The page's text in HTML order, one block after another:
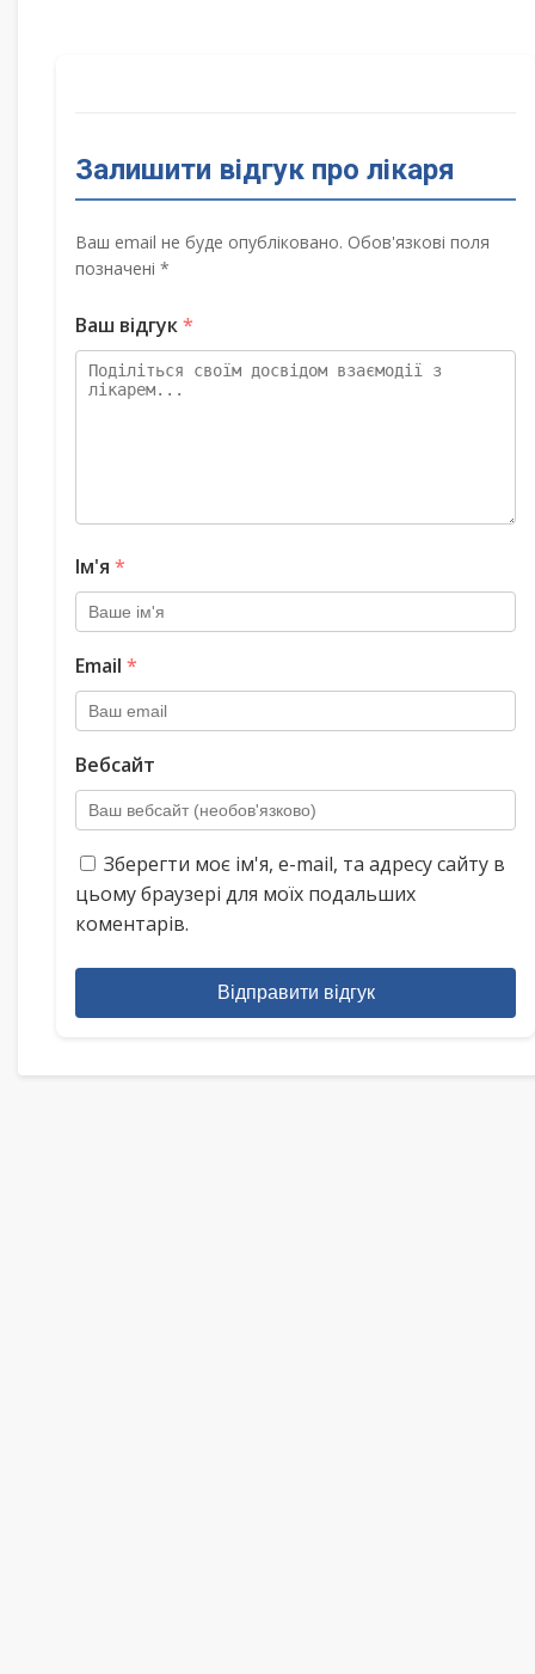
Залишити відгук про лікаря
Ваш email не буде опубліковано. Обов'язкові поля
позначені *
Ваш відгук*
Ім'я *
Email *
Вебсайт
Зберегти моє ім'я, e-mail, та адресу сайту в
цьому браузері для моїх подальших
коментарів.
Відправити відгук